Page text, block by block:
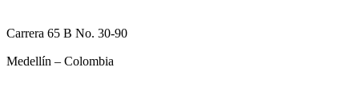
Carrera 65 B No. 30-90
Medellín – Colombia